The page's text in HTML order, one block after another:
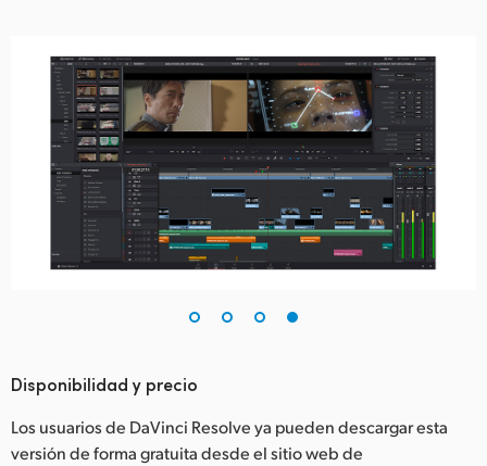
Disponibilidad y precio
Los usuarios de DaVinci Resolve ya pueden descargar esta
versión de forma gratuita desde el sitio web de